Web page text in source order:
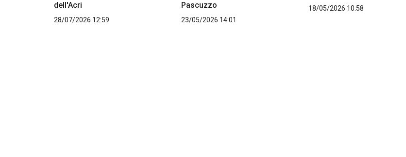
dell'Acri
28/07/2026 12:59
Pascuzzo
23/05/2026 14:01
18/05/2026 10:58